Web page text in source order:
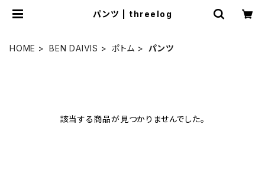
パンツ | threelog
HOME BEN DAIVIS ポトム パンツ
該当する商品が見つかりませんでした。